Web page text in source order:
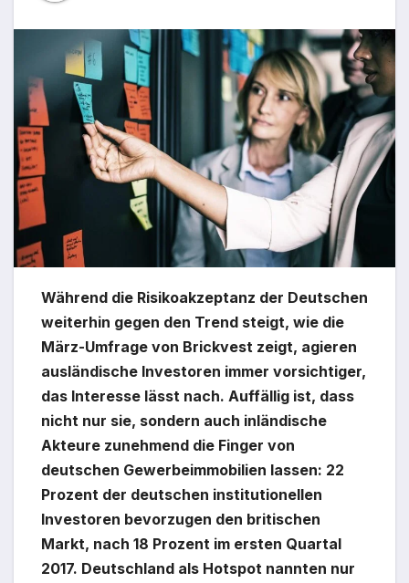
Während die Risikoakzeptanz der Deutschen
weiterhin gegen den Trend steigt, wie die
März-Umfrage von Brickvest zeigt, agieren
ausländische Investoren immer vorsichtiger,
das Interesse lässt nach. Auffällig ist, dass
nicht nur sie, sondern auch inländische
Akteure zunehmend die Finger von
deutschen Gewerbeimmobilien lassen: 22
Prozent der deutschen institutionellen
Investoren bevorzugen den britischen
Markt, nach 18 Prozent im ersten Quartal
2017. Deutschland als Hotspot nannten nur